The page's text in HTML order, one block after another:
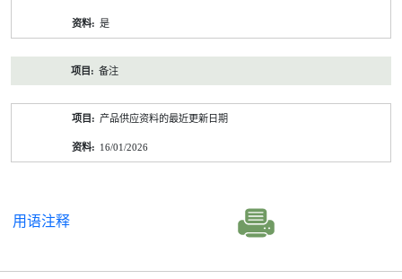
是
备注
产品供应资料的最近更新日期
16/01/2026
用语注释